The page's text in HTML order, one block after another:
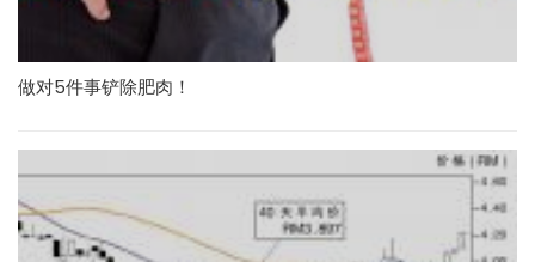
做对5件事铲除肥肉！